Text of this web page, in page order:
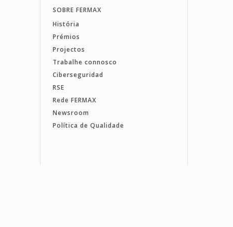
SOBRE FERMAX
História
Prémios
Projectos
Trabalhe connosco
Ciberseguridad
RSE
Rede FERMAX
Newsroom
Política de Qualidade